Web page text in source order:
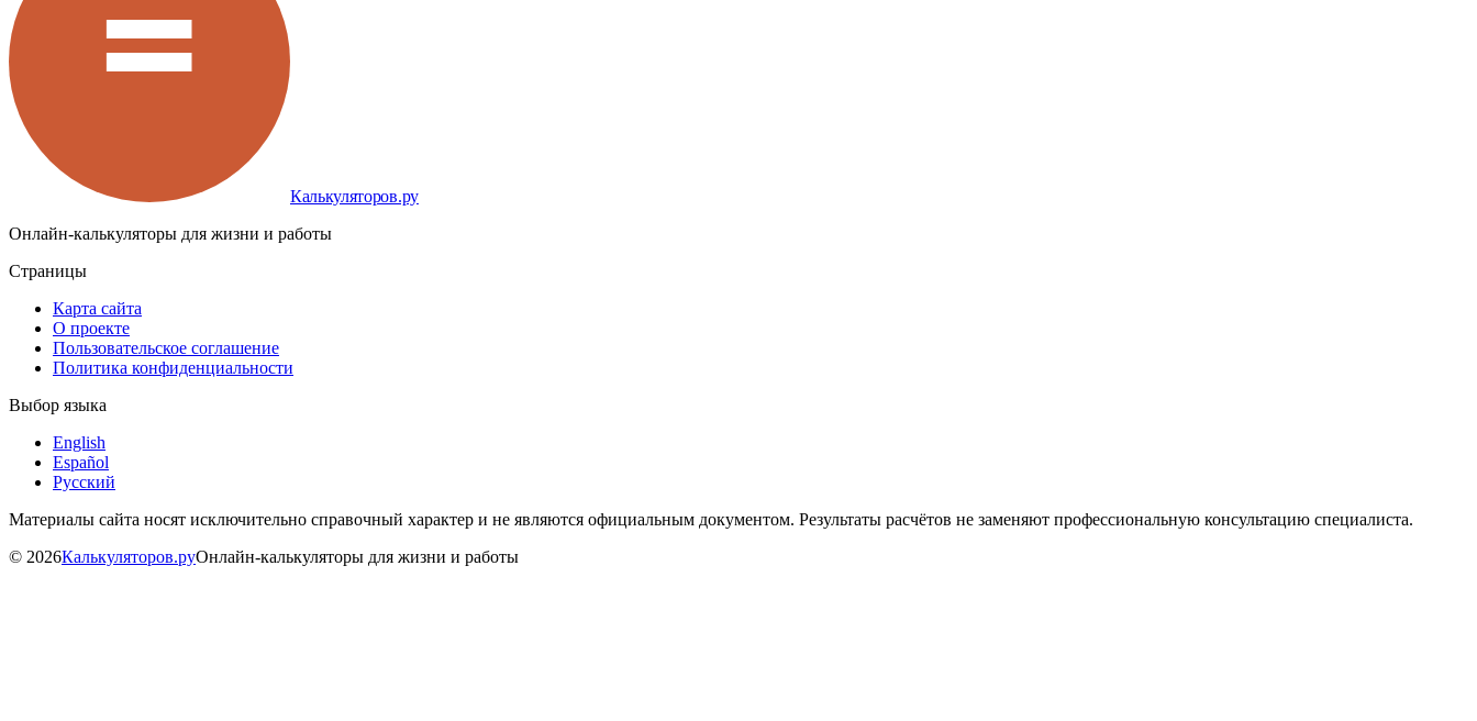
Калькуляторов.ру
Онлайн-калькуляторы для жизни и работы
Страницы
Карта сайта
О проекте
Пользовательское соглашение
Политика конфиденциальности
Выбор языка
English
Español
Русский
Материалы сайта носят исключительно справочный характер и не являются официальным документом. Результаты расчётов не заменяют профессиональную консультацию специалиста.
© 2026Калькуляторов.руОнлайн-калькуляторы для жизни и работы